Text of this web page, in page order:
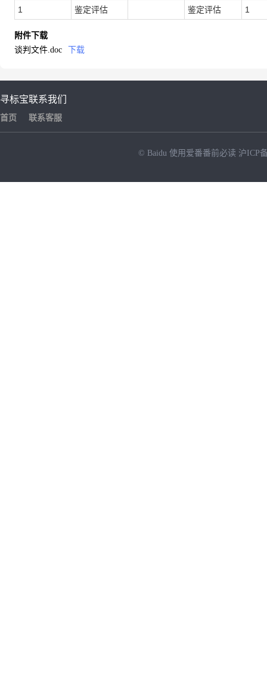
1 鉴定评估 鉴定评估 1
附件下载
谈判文件.doc
下载
寻标宝
首页
联系我们
联系客服
© Baidu 使用爱番番前必读 沪ICP